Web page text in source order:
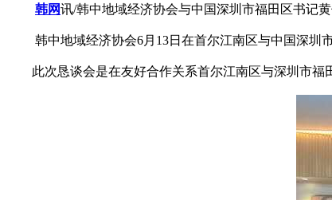
韩网讯/韩中地域经济协会与中国深圳市福田区书记黄
韩中地域经济协会6月13日在首尔江南区与中国深圳市
此次恳谈会是在友好合作关系首尔江南区与深圳市福